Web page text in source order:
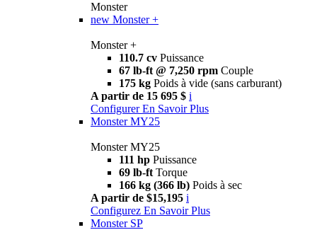
Monster
new Monster +
Monster +
110.7 cv Puissance
67 lb-ft @ 7,250 rpm Couple
175 kg Poids à vide (sans carburant)
A partir de 15 695 $ i
Configurer En Savoir Plus
Monster MY25
Monster MY25
111 hp Puissance
69 lb-ft Torque
166 kg (366 lb) Poids à sec
A partir de $15,195 i
Configurez En Savoir Plus
Monster SP